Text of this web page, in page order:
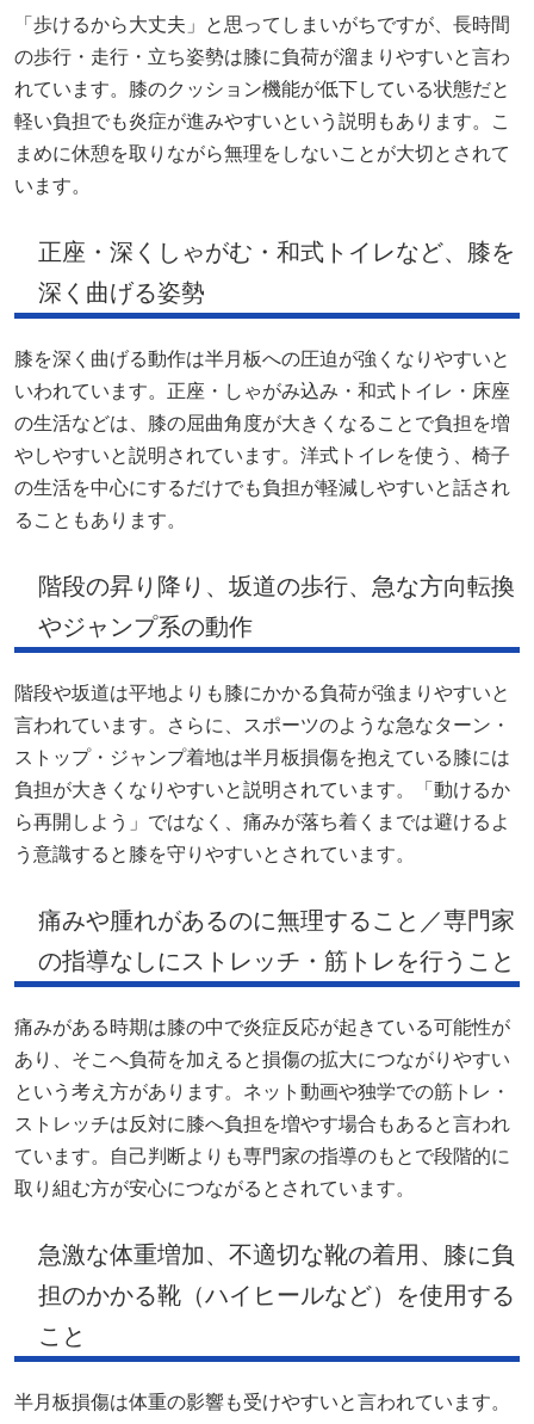
「歩けるから大丈夫」と思ってしまいがちですが、長時間
の歩行・走行・立ち姿勢は膝に負荷が溜まりやすいと言わ
れています。膝のクッション機能が低下している状態だと
軽い負担でも炎症が進みやすいという説明もあります。こ
まめに休憩を取りながら無理をしないことが大切とされて
います。
正座・深くしゃがむ・和式トイレなど、膝を
深く曲げる姿勢
膝を深く曲げる動作は半月板への圧迫が強くなりやすいと
いわれています。正座・しゃがみ込み・和式トイレ・床座
の生活などは、膝の屈曲角度が大きくなることで負担を増
やしやすいと説明されています。洋式トイレを使う、椅子
の生活を中心にするだけでも負担が軽減しやすいと話され
ることもあります。
階段の昇り降り、坂道の歩行、急な方向転換
やジャンプ系の動作
階段や坂道は平地よりも膝にかかる負荷が強まりやすいと
言われています。さらに、スポーツのような急なターン・
ストップ・ジャンプ着地は半月板損傷を抱えている膝には
負担が大きくなりやすいと説明されています。「動けるか
ら再開しよう」ではなく、痛みが落ち着くまでは避けるよ
う意識すると膝を守りやすいとされています。
痛みや腫れがあるのに無理すること／専門家
の指導なしにストレッチ・筋トレを行うこと
痛みがある時期は膝の中で炎症反応が起きている可能性が
あり、そこへ負荷を加えると損傷の拡大につながりやすい
という考え方があります。ネット動画や独学での筋トレ・
ストレッチは反対に膝へ負担を増やす場合もあると言われ
ています。自己判断よりも専門家の指導のもとで段階的に
取り組む方が安心につながるとされています。
急激な体重増加、不適切な靴の着用、膝に負
担のかかる靴（ハイヒールなど）を使用する
こと
半月板損傷は体重の影響も受けやすいと言われています。